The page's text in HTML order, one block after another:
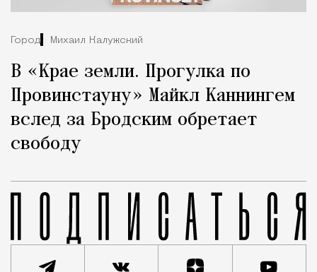
Город Михаил Калужский
В «Крае земли. Прогулка по
Провинстауну» Майкл Каннингем
вслед за Бродским обретает
свободу